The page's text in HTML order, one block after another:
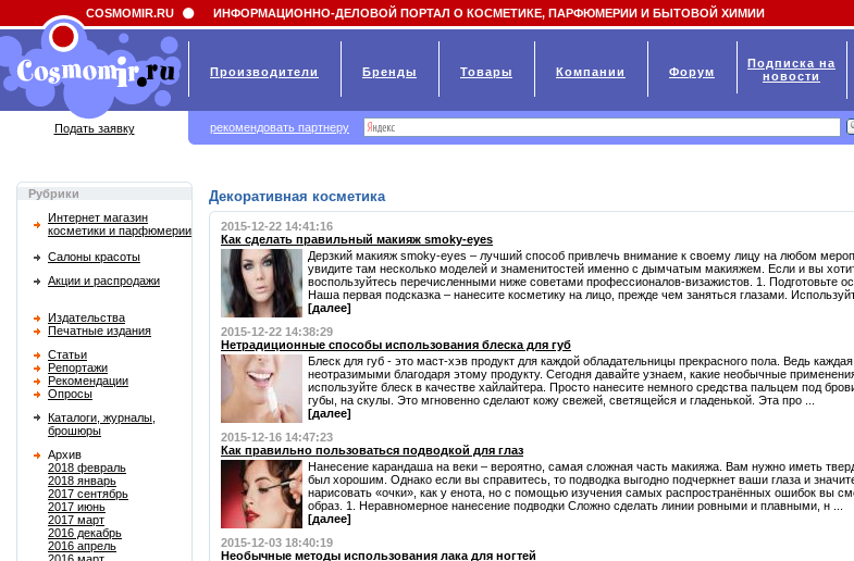
Field 'news_title' doesn't have a default value
Рубрики
Интернет магазин
косметики и парфюмерии
Салоны красоты
Акции и распродажи
Издательства
Печатные издания
Статьи
Репортажи
Рекомендации
Опросы
Каталоги, журналы,
брошюры
Архив
2018 февраль
2018 январь
2017 сентябрь
2017 июнь
2017 март
2016 декабрь
2016 апрель
Декоративная косметика
2015-12-22 14:41:16
Как сделать правильный макияж smoky-eyes
Дерзкий макияж smoky-eyes – лучший способ привлечь внимание к своему лицу на любом
увидите там несколько моделей и знаменитостей именно с дымчатым макияжем. Если и вы
воспользуйтесь перечисленными ниже советами профессионалов-визажистов. 1. Подготовьте
Наша первая подсказка – нанесите косметику на лицо, прежде чем заняться глазами.
[далее]
2015-12-22 14:38:29
Нетрадиционные способы использования блеска для губ
Блеск для губ - это маст-хэв продукт для каждой обладательницы прекрасного пола. Ведь
неотразимыми благодаря этому продукту. Сегодня давайте узнаем, какие необычные
используйте блеск в качестве хайлайтера. Просто нанесите немного средства пальцем под
губы, на скулы. Это мгновенно сделают кожу свежей, светящейся и гладенькой. Эта про ...
[далее]
2015-12-16 14:47:23
Как правильно пользоваться подводкой для глаз
Нанесение карандаша на веки – вероятно, самая сложная часть макияжа. Вам нужно иметь
был хорошим. Однако если вы справитесь, то подводка выгодно подчеркнет ваши глаза и
нарисовать «очки», как у енота, но с помощью изучения самых распространённых ошибок вы
образ. 1. Неравномерное нанесение подводки Сложно сделать линии ровными и плавными, н ...
[далее]
2015-12-03 18:40:19
Необычные методы использования лака для ногтей
COSMOMIR.RU ИНФОРМАЦИОННО-ДЕЛОВОЙ ПОРТАЛ О КОСМЕТИКЕ, ПАРФЮМЕРИИ И БЫТОВОЙ ХИМИИ
Производители Бренды Товары Компании Форум
Подписка на
новости
Подать заявку рекомендовать партнеру